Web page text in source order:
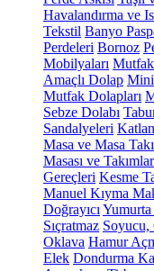
Havalandırma ve
Tekstil Banyo
Perdeleri Bornoz
Mobilyaları
Amaçlı Dolap Mini
Mutfak Dolapları
Sebze Dolabı
Sandalyeleri
Masa ve Masa
Masası ve
Gereçleri Kesme
Manuel Kıyma
Doğrayıcı Yumurta
Sıçratmaz Soyucu,
Oklava Hamur
Elek Dondurma